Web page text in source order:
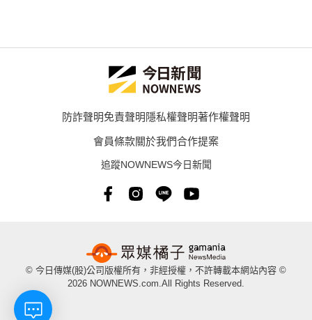
防詐聲明免責聲明隱私權聲明著作權聲明
會員條款關於我們合作提案
追蹤NOWNEWS今日新聞
© 今日傳媒(股)公司版權所有，非經授權，不許轉載本網站內容 ©
2026 NOWNEWS.com.All Rights Reserved.